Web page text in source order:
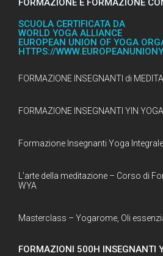
FORMAZIONE E FORMAZIONE
SCUOLA CERTIFICATA DA
WORLD YOGA ALLIANCE
EUROPEAN UNION OF YOGA
HTTPS://
FORMAZIONE INSEGNANTI di
FORMAZIONE INSEGNANTI YIN
Formazione Insegnanti Yoga Integrale
L’arte della meditazione – Corso di
WYA
Masterclass – Yogarome, Oli
FORMAZIONI 500H INSEGNANTI